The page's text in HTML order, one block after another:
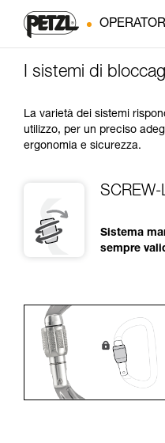
I sistemi di
La varietà dei sistemi
utilizzo, per un preciso
ergonomia e sicurezza.
SCREW-
Sistema
sempre